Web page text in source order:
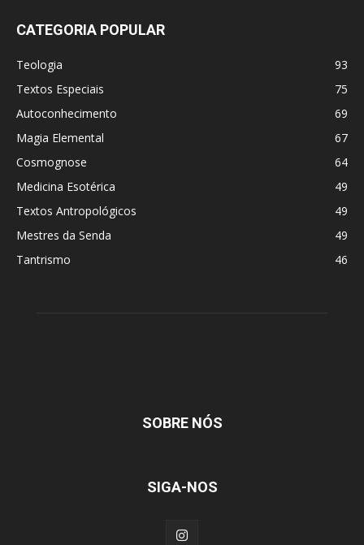
CATEGORIA POPULAR
Teologia
93
Textos Especiais
75
Autoconhecimento
69
Magia Elemental
67
Cosmognose
64
Medicina Esotérica
49
Textos Antropológicos
49
Mestres da Senda
49
Tantrismo
46
SOBRE NÓS
SIGA-NOS